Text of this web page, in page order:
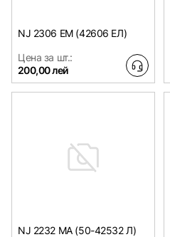
NJ 2306 EM (42606 EЛ)
Цена за шт.:
200,00 лей
NJ 2232 MA (50-42532 Л)